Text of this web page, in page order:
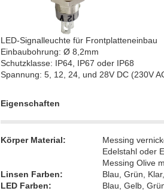
LED-Signalleuchte für Frontplatteneinbau
Einbaubohrung: Ø 8,2mm
Schutzklasse: IP64, IP67 oder IP68
Spannung: 5, 12, 24, und 28V DC (230V
Eigenschaften
Körper Material:
Messing
Edelstahl oder
Messing Olive
Linsen Farben:
Blau, Grün,
LED Farben:
Blau, Gelb,